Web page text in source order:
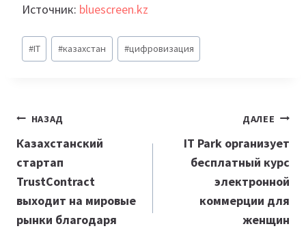
Источник: bluescreen.kz
Метки
записи:
#IT #казахстан #цифровизация
Навигация
по
записям
НАЗАД
Казахстанский
стартап
TrustContract
выходит на мировые
рынки благодаря
ДАЛЕЕ
IT Park организует
бесплатный курс
электронной
коммерции для
женщин